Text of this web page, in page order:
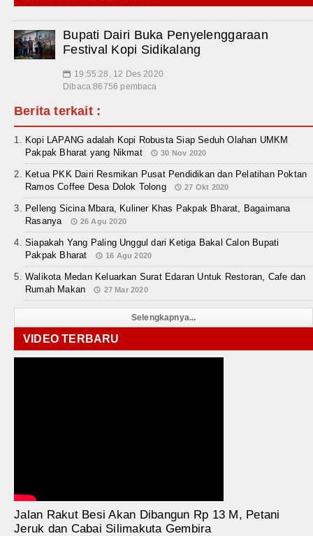
Bupati Dairi Buka Penyelenggaraan
Festival Kopi Sidikalang
📅 19:55:28, 12 Des 2020
Dibaca:86756 pembaca
Berita terkait :
Kopi LAPANG adalah Kopi Robusta Siap Seduh Olahan UMKM
Pakpak Bharat yang Nikmat
30 Nov 2020
Ketua PKK Dairi Resmikan Pusat Pendidikan dan Pelatihan Poktan
Ramos Coffee Desa Dolok Tolong
27 Okt 2020
Pelleng Sicina Mbara, Kuliner Khas Pakpak Bharat, Bagaimana
Rasanya
26 Agu 2020
Siapakah Yang Paling Unggul dari Ketiga Bakal Calon Bupati
Pakpak Bharat
16 Agu 2020
Walikota Medan Keluarkan Surat Edaran Untuk Restoran, Cafe dan
Rumah Makan
27 Mar 2020
Selengkapnya...
VIDEO TERBARU
Jalan Rakut Besi Akan Dibangun Rp 13 M, Petani
Jeruk dan Cabai Silimakuta Gembira